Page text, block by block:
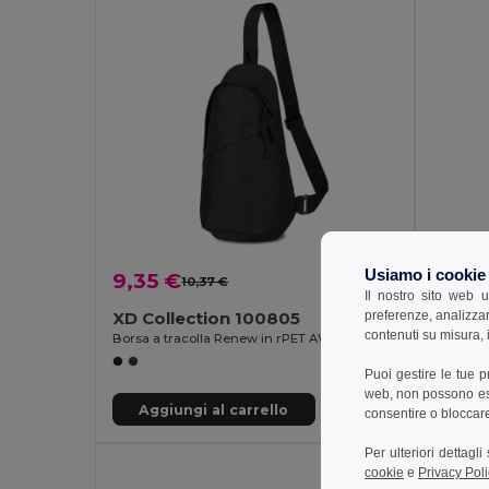
9,35 €10,37 € -10%
XD Collection 100805
Borsa a tracolla Renew in rPET AWARE™
Aggiungi al carrello
25,01
XD
Usiamo i cookie
Il nostro sito web
preferenze,
contenuti su misura,
Puoi gestire le tue
web, non possono
consentire o
Per ulteriori
cookie e Privacy